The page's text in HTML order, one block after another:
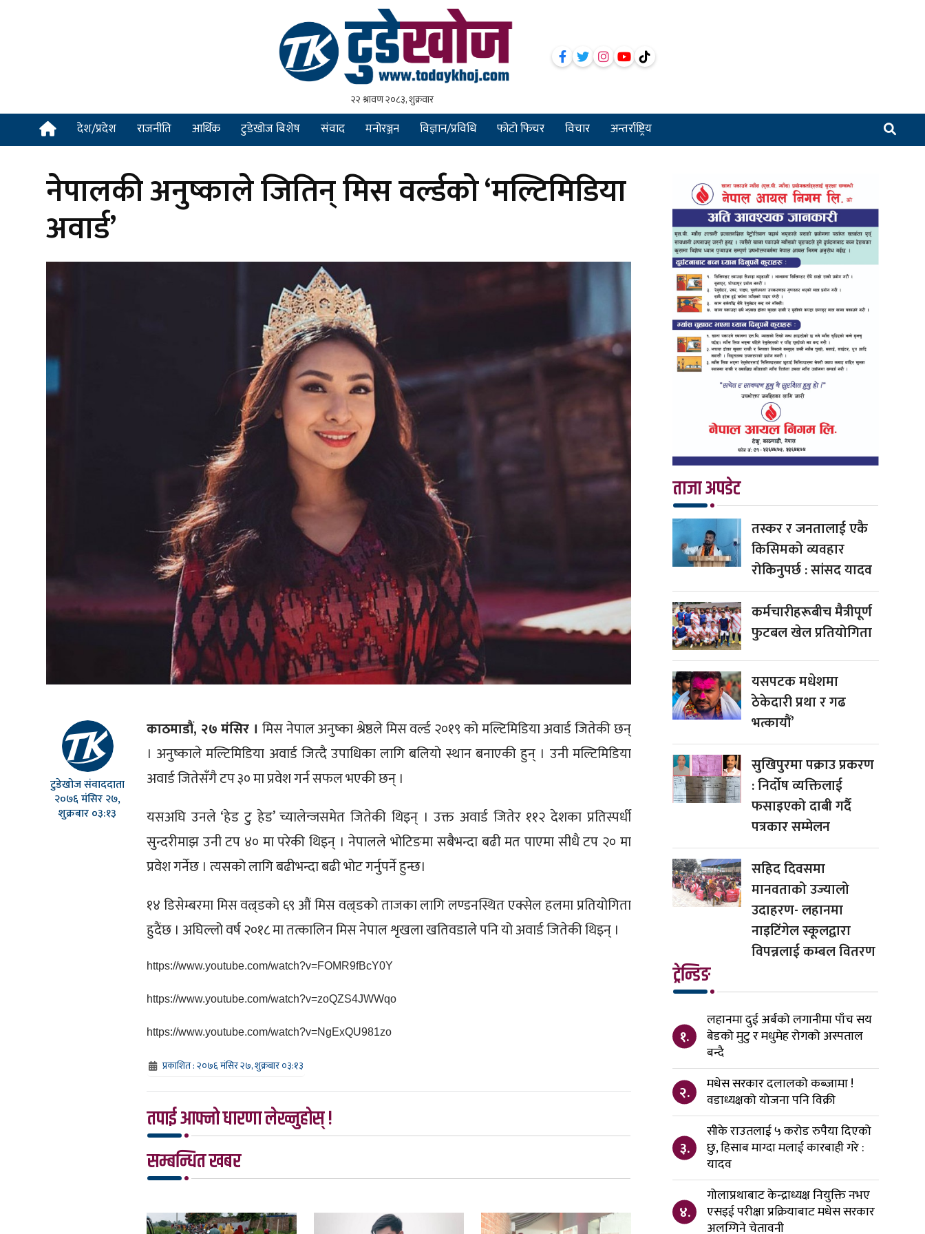
देश/प्रदेश राजनीति आर्थिक टुडेखोज बिशेष संवाद मनोरञ्जन विज्ञान/प्रविधि फोटो फिचर विचार अन्तर्राष्ट्रिय
नेपालकी अनुष्काले जितिन् मिस वर्ल्डको ‘मल्टिमिडिया
अवार्ड’
टुडेखोज संवाददाता
२०७६ मंसिर २७,
शुक्रबार ०३:१३
काठमाडौं, २७ मंसिर । मिस नेपाल अनुष्का श्रेष्ठले मिस वर्ल्ड २०१९ को मल्टिमिडिया अवार्ड जितेकी छन्
। अनुष्काले मल्टिमिडिया अवार्ड जित्दै उपाधिका लागि बलियो स्थान बनाएकी हुन् । उनी मल्टिमिडिया
अवार्ड जितेसँगै टप ३० मा प्रवेश गर्न सफल भएकी छन् ।
यसअघि उनले ‘हेड टु हेड’ च्यालेन्जसमेत जितेकी थिइन् । उक्त अवार्ड जितेर ११२ देशका प्रतिस्पर्धी
सुन्दरीमाझ उनी टप ४० मा परेकी थिइन् । नेपालले भोटिङमा सबैभन्दा बढी मत पाएमा सीधै टप २० मा
प्रवेश गर्नेछ । त्यसको लागि बढीभन्दा बढी भोट गर्नुपर्ने हुन्छ।
१४ डिसेम्बरमा मिस वल्र्डको ६९ औं मिस वल्र्डको ताजका लागि लण्डनस्थित एक्सेल हलमा प्रतियोगिता
हुदैंछ । अघिल्लो वर्ष २०१८ मा तत्कालिन मिस नेपाल शृखला खतिवडाले पनि यो अवार्ड जितेकी थिइन् ।
https://www.youtube.com/watch?v=FOMR9fBcY0Y
https://www.youtube.com/watch?v=zoQZS4JWWqo
https://www.youtube.com/watch?v=NgExQU981zo
प्रकाशित : २०७६ मंसिर २७, शुक्रबार ०३:१३
तपाई आफ्नो धारणा लेख्नुहोस् !
सम्बन्धित खबर
ताजा अपडेट
तस्कर र जनतालाई एकै
किसिमको व्यवहार
रोकिनुपर्छ : सांसद यादव
कर्मचारीहरूबीच मैत्रीपूर्ण
फुटबल खेल प्रतियोगिता
यसपटक मधेशमा
ठेकेदारी प्रथा र गढ
भत्कायौं’
सुखिपुरमा पक्राउ प्रकरण
: निर्दोष व्यक्तिलाई
फसाइएको दाबी गर्दै
पत्रकार सम्मेलन
सहिद दिवसमा
मानवताको उज्यालो
उदाहरण- लहानमा
नाइटिंगेल स्कूलद्वारा
विपन्नलाई कम्बल वितरण
ट्रेन्डिङ
१.
लहानमा दुई अर्बको लगानीमा पाँच सय
बेडको मुटु र मधुमेह रोगको अस्पताल
बन्दै
२.
मधेस सरकार दलालको कब्जामा !
वडाध्यक्षको योजना पनि विक्री
३.
सीके राउतलाई ५ करोड रुपैया दिएको
छु, हिसाब माग्दा मलाई कारबाही गरे :
यादव
४.
गोलाप्रथाबाट केन्द्राध्यक्ष नियुक्ति नभए
एसइई परीक्षा प्रक्रियाबाट मधेस सरकार
अलग्गिने चेतावनी